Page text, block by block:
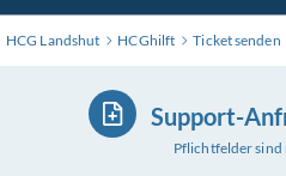
HCG Landshut HCGhilft Ticket senden
Support-
Pflichtfelder